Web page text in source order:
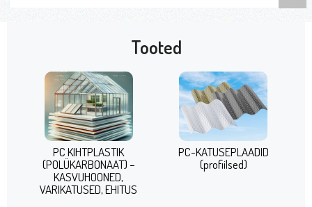
Tooted
PC KIHTPLASTIK
(POLÜKARBONAAT) –
KASVUHOONED,
VARIKATUSED, EHITUS
PC-KATUSEPLAADID
(profiilsed)